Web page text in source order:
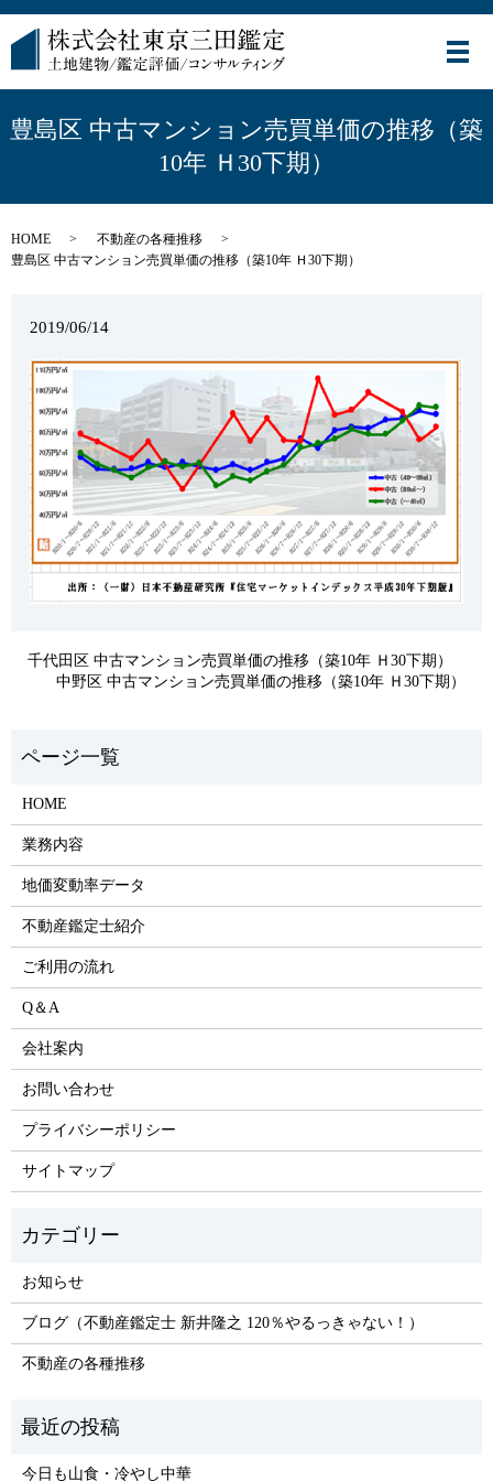
メ
豊島区 中古マンション売買単価の推移（築
10年 Ｈ30下期）
HOME
不動産の各種推移
豊島区 中古マンション売買単価の推移（築10年 Ｈ30下期）
2019/06/14
千代田区 中古マンション売買単価の推移（築10年 Ｈ30下期）
中野区 中古マンション売買単価の推移（築10年 Ｈ30下期）
HOME
業務内容
地価変動率データ
不動産鑑定士紹介
ご利用の流れ
Q＆A
会社案内
お問い合わせ
プライバシーポリシー
サイトマップ
お知らせ
ブログ（不動産鑑定士 新井隆之 120％やるっきゃない！）
不動産の各種推移
今日も山食・冷やし中華